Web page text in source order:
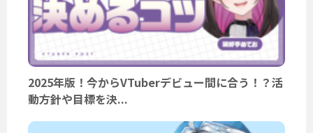
2025年版！今からVTuberデビュー間に合う！？活
動方針や目標を決...